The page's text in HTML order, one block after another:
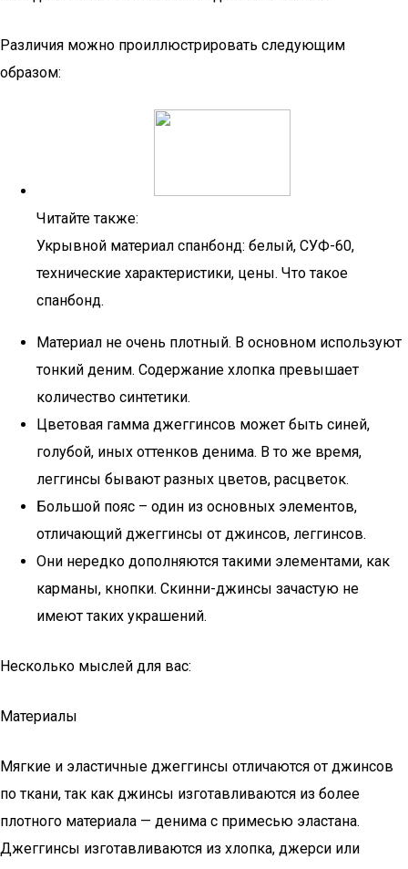
Различия можно проиллюстрировать следующим
образом:
Читайте также:
Укрывной материал спанбонд: белый, СУФ-60,
технические характеристики, цены. Что такое
спанбонд.
Материал не очень плотный. В основном используют
тонкий деним. Содержание хлопка превышает
количество синтетики.
Цветовая гамма джеггинсов может быть синей,
голубой, иных оттенков денима. В то же время,
леггинсы бывают разных цветов, расцветок.
Большой пояс – один из основных элементов,
отличающий джеггинсы от джинсов, леггинсов.
Они нередко дополняются такими элементами, как
карманы, кнопки. Скинни-джинсы зачастую не
имеют таких украшений.
Несколько мыслей для вас:
Материалы
Мягкие и эластичные джеггинсы отличаются от джинсов
по ткани, так как джинсы изготавливаются из более
плотного материала — денима с примесью эластана.
Джеггинсы изготавливаются из хлопка, джерси или